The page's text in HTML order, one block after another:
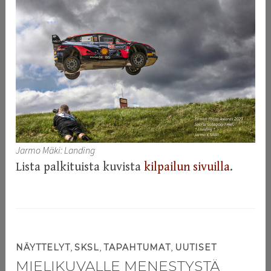
Jarmo Mäki: Landing
Lista palkituista kuvistakilpailun sivuilla.
NÄYTTELYT ,SKSL ,TAPAHTUMAT UUTISET
MIELIKUVALLE MENESTYSTÄ